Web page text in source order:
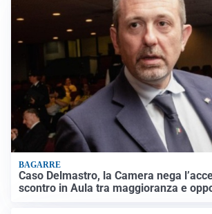
BAGARRE
Caso Delmastro, la Camera nega
scontro in Aula tra maggioranza e